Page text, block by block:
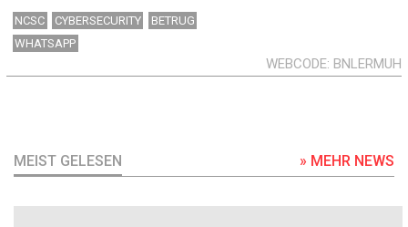
NCSC CYBERSECURITY
BETRUG
WHATSAPP
WEBCODE BNLERMUH
MEIST GELESEN » MEHR NEWS